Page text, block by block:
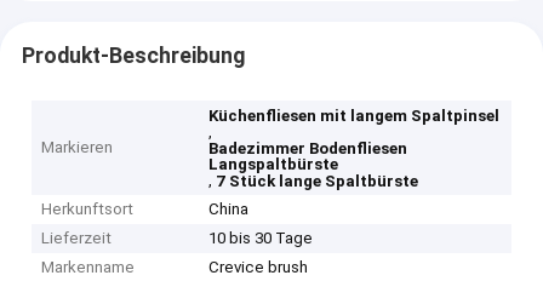
Produkt-Beschreibung
Markieren
Küchenfliesen mit langem Spaltpinsel
,
Badezimmer Bodenfliesen
Langspaltbürste
, 7 Stück lange Spaltbürste
Herkunftsort
China
Lieferzeit
10 bis 30 Tage
Markenname
Crevice brush